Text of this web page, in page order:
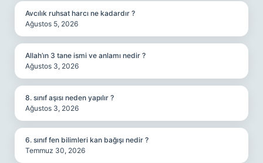
Avcılık ruhsat harcı ne kadardır ?
Ağustos 5, 2026
Allah’ın 3 tane ismi ve anlamı nedir ?
Ağustos 3, 2026
8. sınıf aşısı neden yapılır ?
Ağustos 3, 2026
6. sınıf fen bilimleri kan bağışı nedir ?
Temmuz 30, 2026